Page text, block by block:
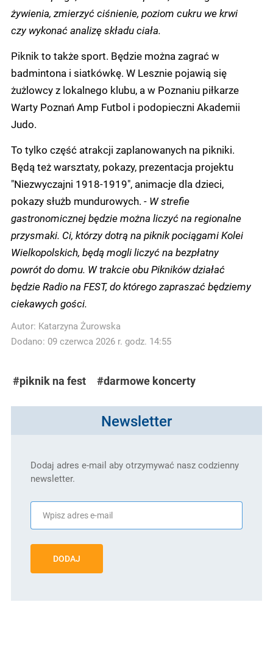
żywienia, zmierzyć ciśnienie, poziom cukru we krwi
czy wykonać analizę składu ciała.
Piknik to także sport. Będzie można zagrać w
badmintona i siatkówkę. W Lesznie pojawią się
żużlowcy z lokalnego klubu, a w Poznaniu piłkarze
Warty Poznań Amp Futbol i podopieczni Akademii
Judo.
To tylko część atrakcji zaplanowanych na pikniki.
Będą też warsztaty, pokazy, prezentacja projektu
"Niezwyczajni 1918-1919", animacje dla dzieci,
pokazy służb mundurowych. - W strefie
gastronomicznej będzie można liczyć na regionalne
przysmaki. Ci, którzy dotrą na piknik pociągami Kolei
Wielkopolskich, będą mogli liczyć na bezpłatny
powrót do domu. W trakcie obu Pikników działać
będzie Radio na FEST, do którego zapraszać będziemy
ciekawych gości.
Autor: Katarzyna Żurowska
Dodano: 09 czerwca 2026 r. godz. 14:55
#piknik na fest #darmowe koncerty
Newsletter
Dodaj adres e-mail aby otrzymywać nasz codzienny
newsletter.
DODAJ